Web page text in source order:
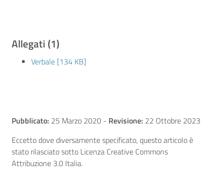
Allegati (1)
Verbale [134 KB]
Pubblicato: 25 Marzo 2020 - Revisione: 22 Ottobre 2023
Eccetto dove diversamente specificato, questo articolo è
stato rilasciato sotto Licenza Creative Commons
Attribuzione 3.0 Italia.